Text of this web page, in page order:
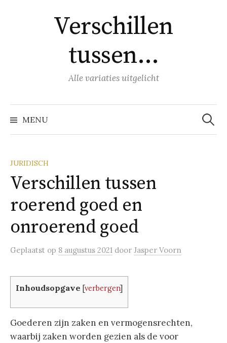
Verschillen
tussen…
Alle variaties uitgelicht
MENU
Zoeken
naar:
JURIDISCH
Verschillen tussen
roerend goed en
onroerend goed
Geplaatst op 8 augustus 2021 door Jasper Voorn
Inhoudsopgave [verbergen]
Goederen zijn zaken en vermogensrechten,
waarbij zaken worden gezien als de voor